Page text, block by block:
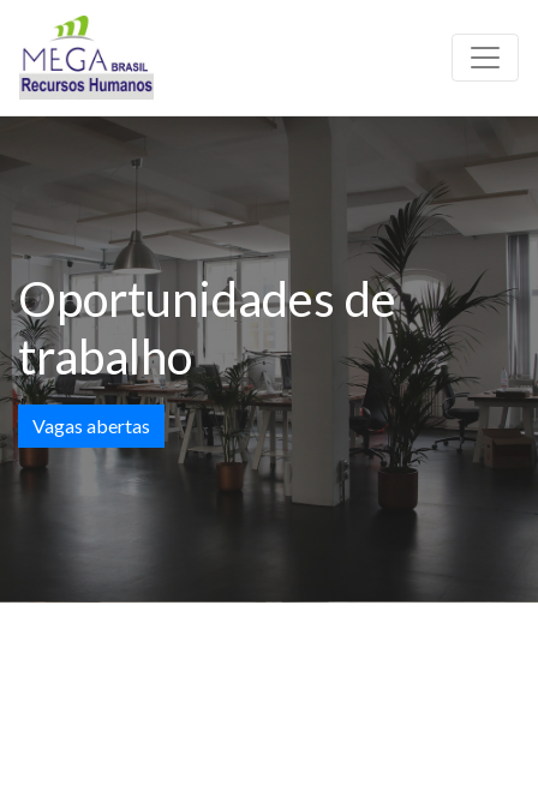
Oportunidades de
trabalho
Vagas abertas